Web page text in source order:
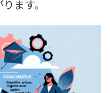
ます。